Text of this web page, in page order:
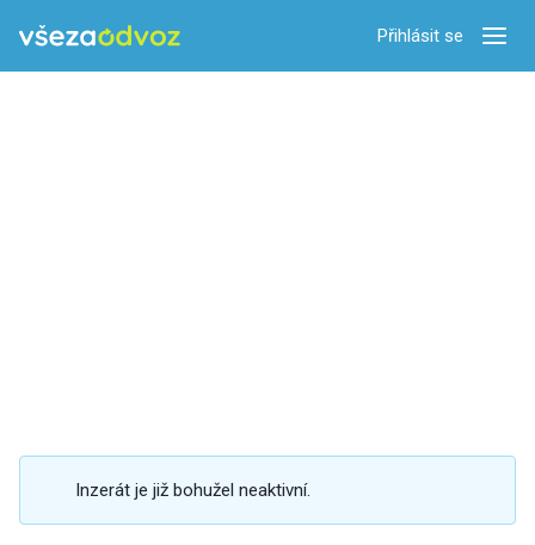
Přihlásit se
Inzerát je již bohužel neaktivní.